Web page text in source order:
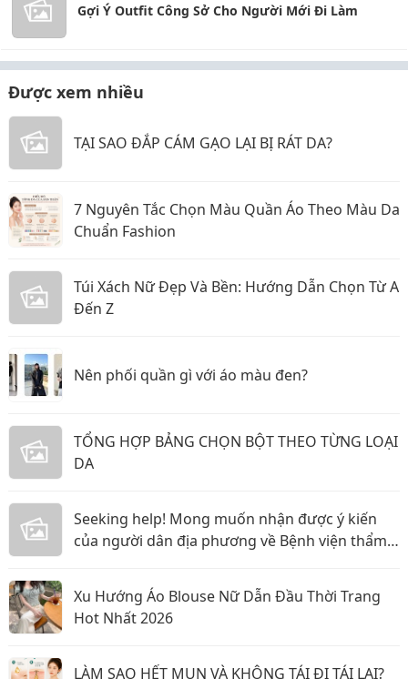
Gợi Ý Outfit Công Sở Cho Người Mới Đi Làm
Được xem nhiều
TẠI SAO ĐẮP CÁM GẠO LẠI BỊ RÁT DA?
7 Nguyên Tắc Chọn Màu Quần Áo Theo Màu Da
Chuẩn Fashion
Túi Xách Nữ Đẹp Và Bền: Hướng Dẫn Chọn Từ A
Đến Z
Nên phối quần gì với áo màu đen?
TỔNG HỢP BẢNG CHỌN BỘT THEO TỪNG LOẠI
DA
Seeking help! Mong muốn nhận được ý kiến
của người dân địa phương về Bệnh viện thẩm
Xu Hướng Áo Blouse Nữ Dẫn Đầu Thời Trang
Hot Nhất 2026
LÀM SAO HẾT MỤN VÀ KHÔNG TÁI ĐI TÁI LẠI?